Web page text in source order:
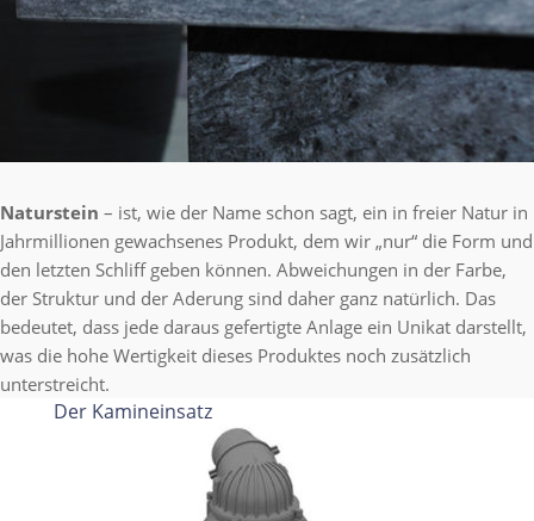
Naturstein – ist, wie der Name schon sagt, ein in freier Natur in
Jahrmillionen gewachsenes Produkt, dem wir „nur“ die Form und
den letzten Schliff geben können. Abweichungen in der Farbe,
der Struktur und der Aderung sind daher ganz natürlich. Das
bedeutet, dass jede daraus gefertigte Anlage ein Unikat darstellt,
was die hohe Wertigkeit dieses Produktes noch zusätzlich
unterstreicht.
Der Kamineinsatz